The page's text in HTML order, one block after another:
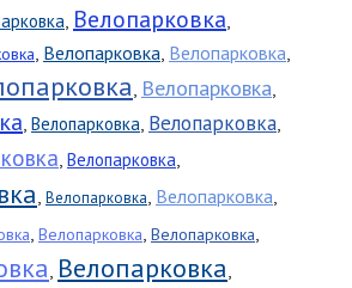
, Велопарковка,
, Велопарковка, Велопарковка,
, Велопарковка,
, Велопарковка, Велопарковка,
, Велопарковка,
, Велопарковка, Велопарковка,
, Велопарковка, Велопарковка,
, Велопарковка,